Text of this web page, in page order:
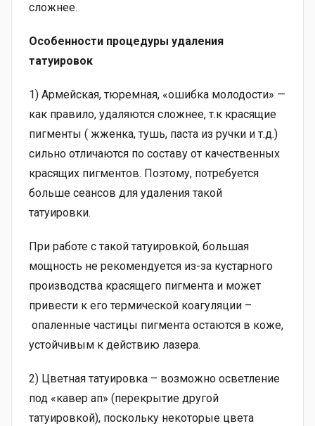
сложнее.
Особенности процедуры удаления
татуировок
1) Армейская, тюремная, «ошибка молодости» —
как правило, удаляются сложнее, т.к красящие
пигменты ( жженка, тушь, паста из ручки и т.д.)
сильно отличаются по составу от качественных
красящих пигментов. Поэтому, потребуется
больше сеансов для удаления такой
татуировки.
При работе с такой татуировкой, большая
мощность не рекомендуется из-за кустарного
производства красящего пигмента и может
привести к его термической коагуляции –
опаленные частицы пигмента остаются в коже,
устойчивым к действию лазера.
2) Цветная татуировка – возможно осветление
под «кавер ап» (перекрытие другой
татуировкой), поскольку некоторые цвета